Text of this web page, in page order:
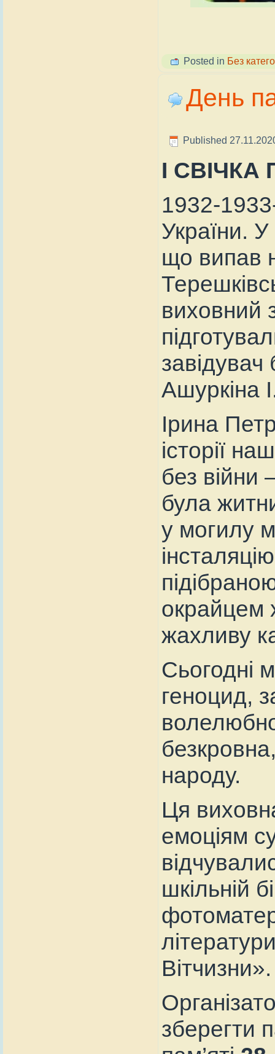
Posted in Без
День
Published
І
1932-
України. У
що випав
виховний
завідувач
Ашуркіна
Ірина
історії
без війни
була
у могилу
окрайцем
жахливу
Сьогодні
геноцид,
народу.
Ця
емоціям
шкільній
Вітчизни».
зберегти